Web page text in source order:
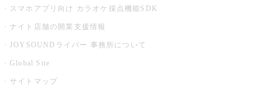
スマホアプリ向け カラオケ採点機能SDK
ナイト店舗の開業支援情報
JOYSOUNDライバー 事務所について
Global Site
サイトマップ